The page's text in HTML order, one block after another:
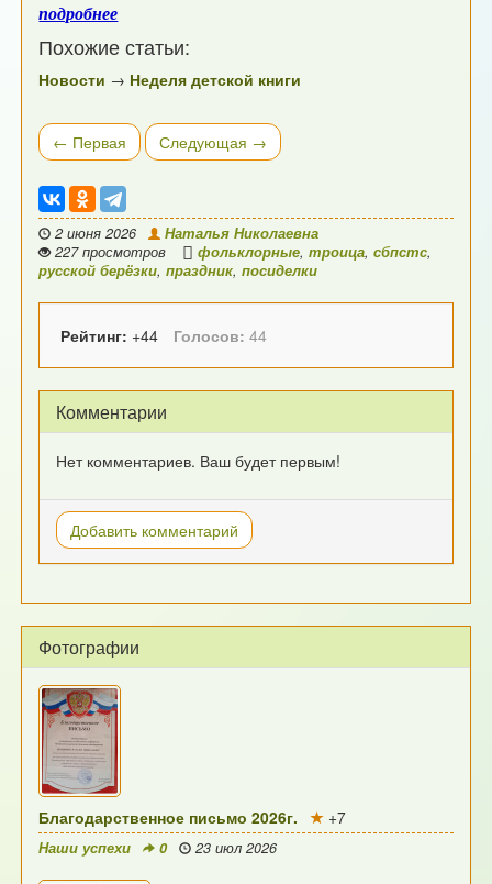
подробнее
Похожие статьи:
Новости → Неделя детской книги
← Первая Следующая →
2 июня 2026
Наталья Николаевна
227 просмотров
фольклорные,троица,сбпстс,
русской берёзки,праздник,посиделки
Рейтинг: +44 Голосов: 44
Комментарии
Нет комментариев. Ваш будет первым!
Добавить комментарий
Фотографии
Благодарственное письмо 2026г. +7
Наши успехи 0 23 июл 2026